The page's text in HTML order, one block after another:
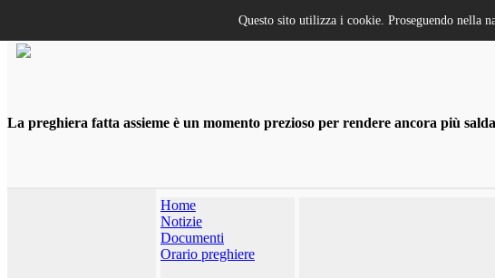
La preghiera fatta assieme è un momento prezioso per rendere ancora più
Home
Notizie
Documenti
Orario preghiere
Questo sito utilizza i cookie. Proseguendo nella